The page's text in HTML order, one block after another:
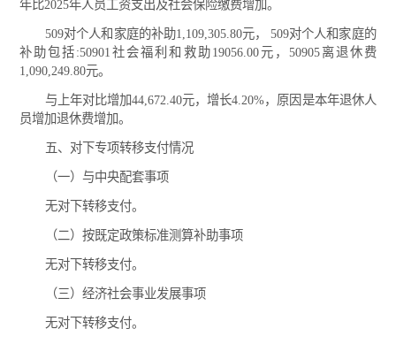
年比2025年人员工资支出及社会保险缴费增加。
509对个人和家庭的补助1,109,305.80元， 509对个人和家庭的
补助包括:50901社会福利和救助19056.00元，50905离退休费
1,090,249.80元。
与上年对比增加44,672.40元，增长4.20%，原因是本年退休人
员增加退休费增加。
五、对下专项转移支付情况
（一）与中央配套事项
无对下转移支付。
（二）按既定政策标准测算补助事项
无对下转移支付。
（三）经济社会事业发展事项
无对下转移支付。